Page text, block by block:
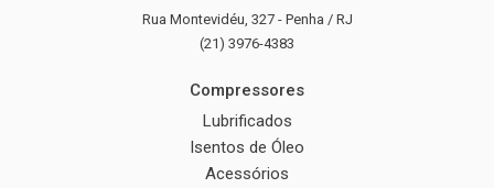
Rua Montevidéu, 327 - Penha / RJ
(21) 3976-4383
Compressores
Lubrificados
Isentos de Óleo
Acessórios